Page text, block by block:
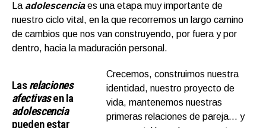
La adolescenciaes una etapa muy importante de
nuestro ciclo vital, en la que recorremos un largo camino
de cambios que nos van construyendo, por fuera y por
dentro, hacia la maduración personal.
Lasrelaciones
afectivasen la
adolescencia
pueden estar
Crecemos, construimos nuestra
identidad, nuestro proyecto de
vida, mantenemos nuestras
primeras relaciones de pareja… y